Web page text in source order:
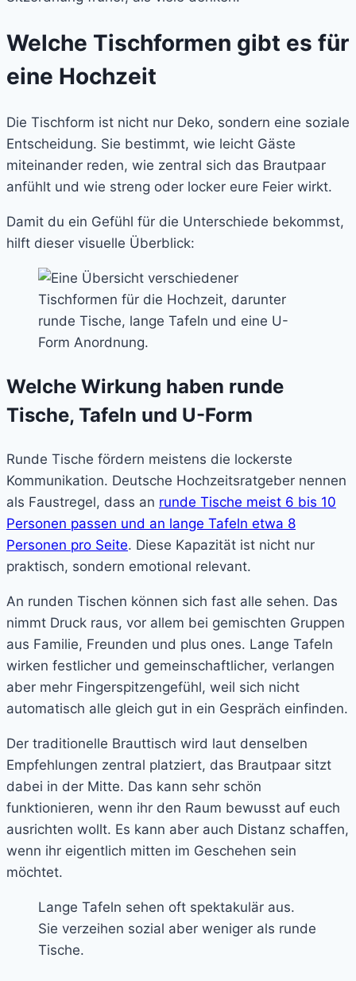
Welche Tischformen gibt es für
eine Hochzeit
Die Tischform ist nicht nur Deko, sondern eine soziale
Entscheidung. Sie bestimmt, wie leicht Gäste
miteinander reden, wie zentral sich das Brautpaar
anfühlt und wie streng oder locker eure Feier wirkt.
Damit du ein Gefühl für die Unterschiede bekommst,
hilft dieser visuelle Überblick:
Welche Wirkung haben runde
Tische, Tafeln und U-Form
Runde Tische fördern meistens die lockerste
Kommunikation. Deutsche Hochzeitsratgeber nennen
als Faustregel, dass an runde Tische meist 6 bis 10
Personen passen und an lange Tafeln etwa 8
Personen pro Seite. Diese Kapazität ist nicht nur
praktisch, sondern emotional relevant.
An runden Tischen können sich fast alle sehen. Das
nimmt Druck raus, vor allem bei gemischten Gruppen
aus Familie, Freunden und plus ones. Lange Tafeln
wirken festlicher und gemeinschaftlicher, verlangen
aber mehr Fingerspitzengefühl, weil sich nicht
automatisch alle gleich gut in ein Gespräch einfinden.
Der traditionelle Brauttisch wird laut denselben
Empfehlungen zentral platziert, das Brautpaar sitzt
dabei in der Mitte. Das kann sehr schön
funktionieren, wenn ihr den Raum bewusst auf euch
ausrichten wollt. Es kann aber auch Distanz schaffen,
wenn ihr eigentlich mitten im Geschehen sein
möchtet.
Lange Tafeln sehen oft spektakulär aus.
Sie verzeihen sozial aber weniger als runde
Tische.